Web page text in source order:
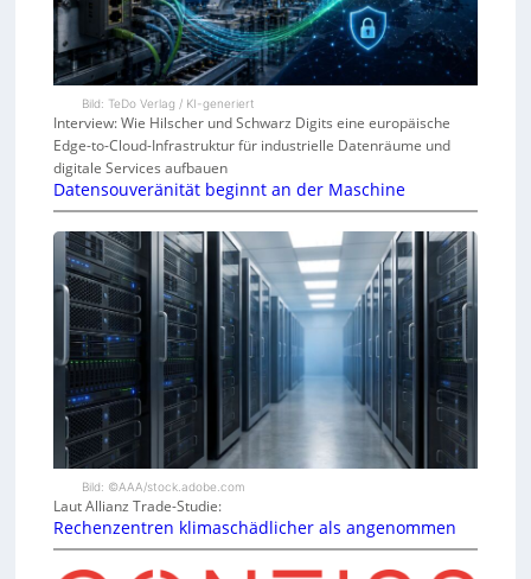
Bild: TeDo Verlag / KI-generiert
Interview: Wie Hilscher und Schwarz Digits eine europäische
Edge-to-Cloud-Infrastruktur für industrielle Datenräume und
digitale Services aufbauen
Datensouveränität beginnt an der Maschine
Bild: ©AAA/stock.adobe.com
Laut Allianz Trade-Studie:
Rechenzentren klimaschädlicher als angenommen